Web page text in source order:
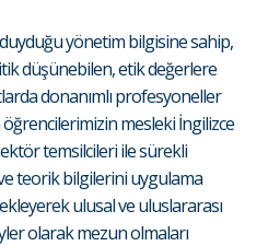
yönetim bilgisine sahip,
düşünebilen, etik değerlere
donanımlı profesyoneller
mesleki İngilizce
temsilcileri ile sürekli
teorik bilgilerini uygulama
ulusal ve uluslararası
olarak mezun olmaları